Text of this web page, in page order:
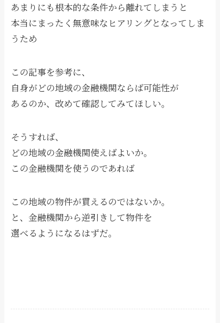
あまりにも根本的な条件から離れてしまうと
本当にまったく無意味なヒアリングとなってしま
うため
この記事を参考に、
自身がどの地域の金融機関ならば可能性が
あるのか、改めて確認してみてほしい。
そうすれば、
どの地域の金融機関使えばよいか。
この金融機関を使うのであれば
この地域の物件が買えるのではないか。
と、金融機関から逆引きして物件を
選べるようになるはずだ。